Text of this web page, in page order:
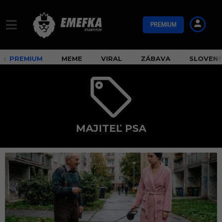
PREMIUM
PREMIUM MEME VIRAL ZÁBAVA
MAJITEĽ PSA
m
a
i